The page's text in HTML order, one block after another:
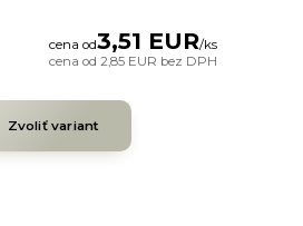
cena od3,51 EUR/ks
cena od2,85 EUR bez DPH
Zvoliť variant